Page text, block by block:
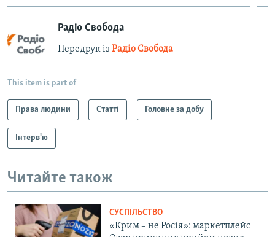
Радіо Свобода
Передрук із Радіо Свобода
This item is part of
Права людини Статті Головне за добу
Інтерв'ю
Читайте також
СУСПІЛЬСТВО
«Крим – не Росія»: маркетплейс